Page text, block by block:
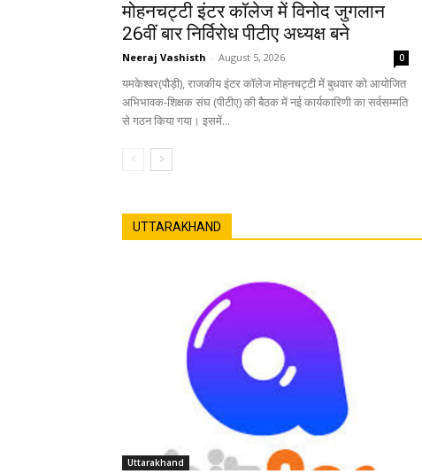
मोहनचट्टी इंटर कॉलेज में विनोद जुगलान
26वीं बार निर्विरोध पीटीए अध्यक्ष बने
Neeraj Vashisth - August 5, 2026 0
यमकेश्वर(पौड़ी), राजकीय इंटर कॉलेज मोहनचट्टी में बुधवार को आयोजित
अभिभावक-शिक्षक संघ (पीटीए) की बैठक में नई कार्यकारिणी का सर्वसम्मति
से गठन किया गया। इसमें...
UTTARAKHAND
Uttarakhand